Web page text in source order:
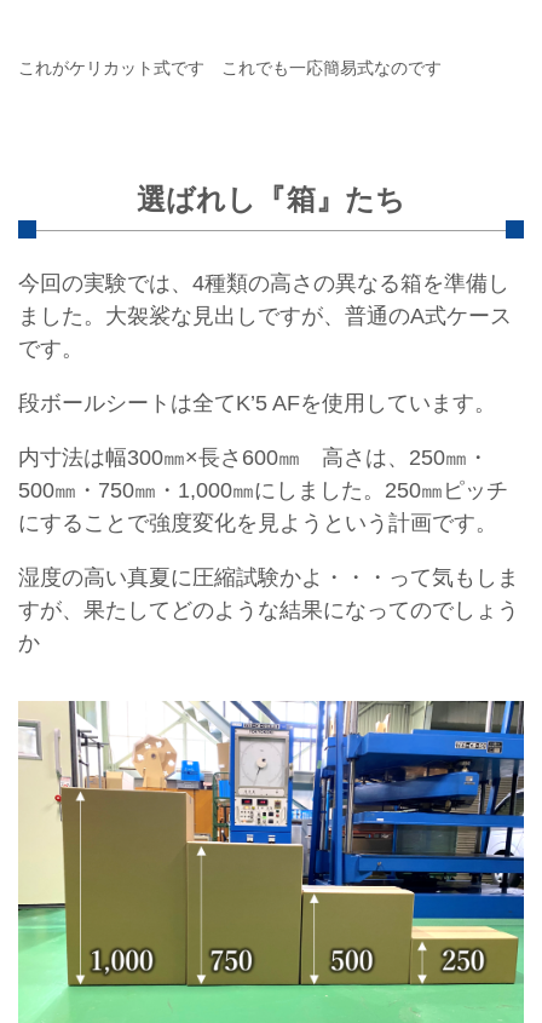
これがケリカット式です これでも一応簡易式なのです
選ばれし『箱』たち
今回の実験では、4種類の高さの異なる箱を準備し
ました。大袈裟な見出しですが、普通のA式ケース
です。
段ボールシートは全てK’5 AFを使用しています。
内寸法は幅300㎜×長さ600㎜ 高さは、250㎜・
500㎜・750㎜・1,000㎜にしました。250㎜ピッチ
にすることで強度変化を見ようという計画です。
湿度の高い真夏に圧縮試験かよ・・・って気もしま
すが、果たしてどのような結果になってのでしょう
か